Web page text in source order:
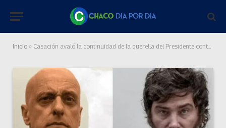
Inicio » Casación avaló la continuidad de la querella del Presidente contra el periodista Carlos Pagni